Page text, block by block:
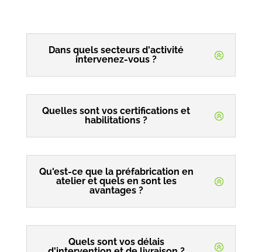
Dans quels secteurs d'activité
intervenez-vous ?
Quelles sont vos certifications et
habilitations ?
Qu'est-ce que la préfabrication en
atelier et quels en sont les
avantages ?
Quels sont vos délais